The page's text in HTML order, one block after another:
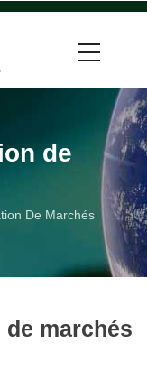
de
De Marchés
marchés